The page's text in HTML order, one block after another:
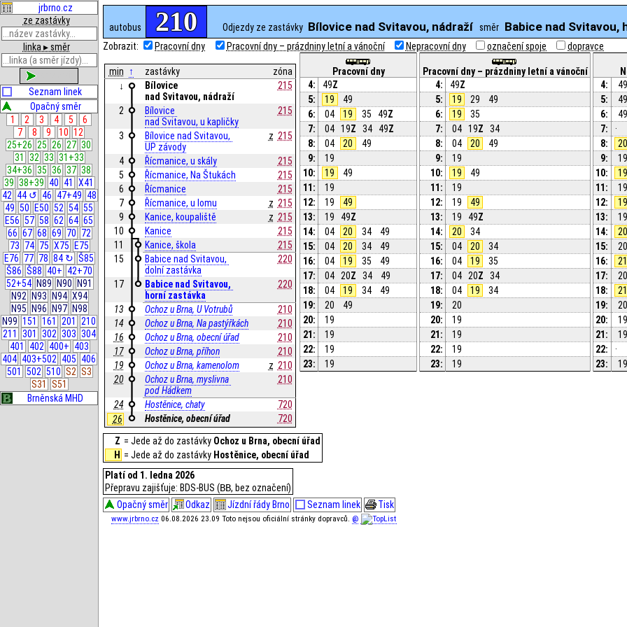
jrbrno.cz
ze zastávky
linka ▸ směr
Seznam linek
Opačný směr
1
2 3 4 5
6
7
8 9 10 12
25+26 25 26 27 30
31
32 33 31+33
34+36 35 36 37 38
39 38+39 40 41
X41
42 44 ↺ 46 47+49 48
49 50 E50 52 54 55
E56 57 58 62 64 65
66 67 68 69 70 72
73 74 75 X75
E75
E76 77 78 84 ↻ Š85
Š86 Š88 40+ 42+70
52+54 N89 N90
N91
N92
N93 N94 X94
N95
N96 N97 N98
N99 151 161 201
210
211
301 302 303 304
401
402 400+ 403
404 403+502 405 406
501
502 510 S2 S3
S31
S51
Brněnská MHD
autobus 210 Odjezdy ze zastávky Bílovice nad Svitavou, nádraží směr Babice nad Svitavou,
Zobrazit: Pracovní dny Pracovní dny – prázdniny letní a vánoční Nepracovní dny označení spoje dopravce
min ↑ zastávky
zóna
↓
Bílovice
nad Svitavou, nádraží
215
2
Bílovice
nad Svitavou, u kapličky
215
3
Bílovice nad Svitavou,
UP závody
z 215
4 Řícmanice, u skály
215
5
Řícmanice, Na Štukách
215
6
Řícmanice
215
7
Řícmanice, u lomu z 215
9
Kanice, koupaliště z 215
10
Kanice
215
11
Kanice, škola
215
15
Babice nad Svitavou,
dolní zastávka
220
17
Babice nad Svitavou,
horní zastávka
220
13 Ochoz u Brna, U Votrubů
210
14
Ochoz u Brna, Na pastýřkách
210
16
Ochoz u Brna, obecní úřad
210
17
Ochoz u Brna, příhon
210
19
Ochoz u Brna, kamenolom z 210
20
Ochoz u Brna, myslivna
pod Hádkem
210
24 Hostěnice, chaty
720
26
Hostěnice, obecní úřad 720
Pracovní dny
4:
49Z
5:
19
49
6:
04 19 35 49Z
7:
04 19Z 34 49Z
8:
04 20
49
9:
19
10:
19
49
11:
19
12:
19
49
13:
19 49Z
14:
04 20 34
49
15:
04 20 34
49
16:
04 19 35
49
17:
04 20Z 34
49
18:
04 19 34
49
19:
20
49
20:
19
21:
19
22:
19
23:
19
Pracovní dny – prázdniny letní a vánoční
4:
49Z
5:
19 29
49
6:
19
35
7:
04 19Z
34
8:
04 20
49
9:
19
10:
19
49
11:
19
12:
19
49
13:
19 49Z
14:
20
34
15:
04 20
34
16:
04 19
35
17:
04 20Z
34
18:
04 19
34
19:
20
20:
19
21:
19
22:
19
23:
19
4:
49
5:
49
6:
49
7:
·
8:
20
9:
19
10:
19
11:
19
12:
19
13:
19
14:
20
15:
20
16:
21
17:
20
18:
21
19:
20
20:
19
21:
19
22:
·
23:
19
Z = Jede až do zastávky Ochoz u Brna, obecní úřad
H = Jede až do zastávky Hostěnice, obecní úřad
Platí od 1. ledna 2026
Přepravu zajišťuje: BDS-BUS (BB, bez označení)
Opačný směr
Odkaz Jízdní řády Brno Seznam linek Tisk
www.jrbrno.cz 06.08.2026 23.09 Toto nejsou oficiální stránky dopravců. @